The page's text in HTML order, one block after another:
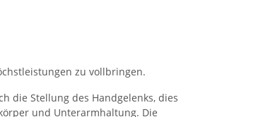
zu vollbringen.
die Stellung des Handgelenks, dies
und Unterarmhaltung. Die